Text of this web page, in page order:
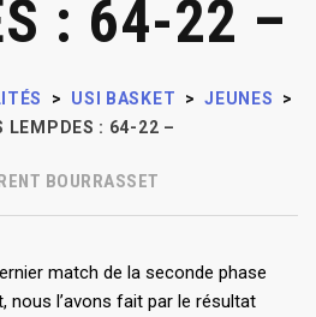
: 64-22 –
> USI BASKET > JEUNES
>
LEMPDES : 64-22 –
BOURRASSET
match de la seconde phase
nous l’avons fait par le résultat